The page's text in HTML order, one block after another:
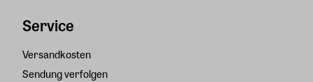
Service
Versandkosten
Sendung verfolgen